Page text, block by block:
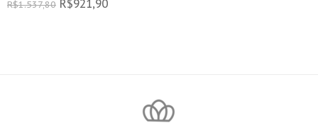
R$1.537,80 R$921,90